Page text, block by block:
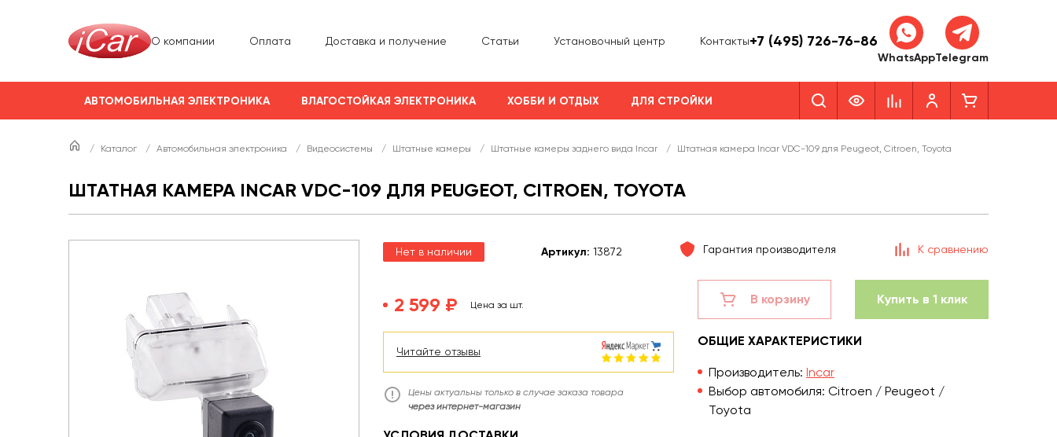
О компании Оплата Доставка и получение Статьи Установочный центр Контакты+7 (495) 726-76-86
WhatsAppTelegram
АВТОМОБИЛЬНАЯ ЭЛЕКТРОНИКА ВЛАГОСТОЙКАЯ ЭЛЕКТРОНИКА ХОББИ И ОТДЫХ ДЛЯ СТРОЙКИ
/ Каталог / Автомобильная электроника / Видеосистемы / Штатные камеры / Штатные камеры заднего вида Incar / Штатная камера Incar VDC-109 для Peugeot, Citroen, Toyota
ШТАТНАЯ КАМЕРА INCAR VDC-109 ДЛЯ PEUGEOT, CITROEN, TOYOTA
Нет в наличии Артикул: 13872 Гарантия производителя К сравнению
2 599 ₽ Цена за шт.
Читайте отзывы
Цены актуальны только в случае заказа товара
через интернет-магазин
В корзину Купить в 1 клик
ОБЩИЕ ХАРАКТЕРИСТИКИ
Производитель: Incar
Выбор автомобиля: Citroen / Peugeot /
Toyota